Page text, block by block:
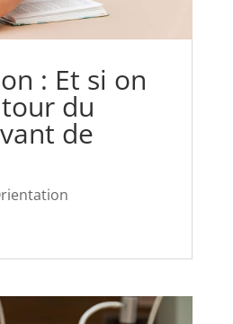
: Et si on
du
de